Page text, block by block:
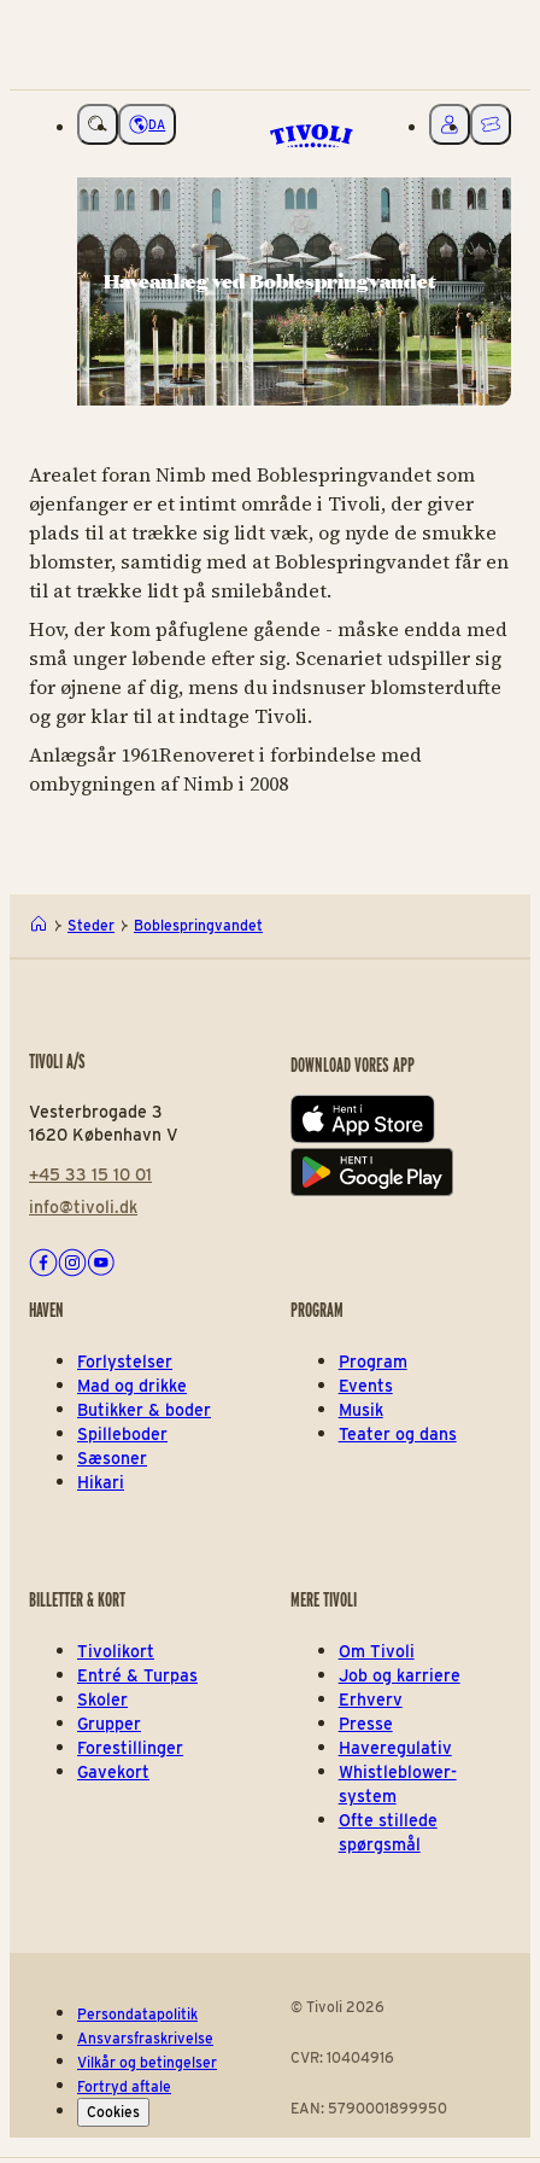
Vælg sprog
DA Mit Tivoli
Haveanlæg ved Boblespringvandet
Arealet foran Nimb med Boblespringvandet som
øjenfanger er et intimt område i Tivoli, der giver
plads til at trække sig lidt væk, og nyde de smukke
blomster, samtidig med at Boblespringvandet får en
til at trække lidt på smilebåndet.
Hov, der kom påfuglene gående - måske endda med
små unger løbende efter sig. Scenariet udspiller sig
for øjnene af dig, mens du indsnuser blomsterdufte
og gør klar til at indtage Tivoli.
Anlægsår 1961Renoveret i forbindelse med
ombygningen af Nimb i 2008
Steder Boblespringvandet
TIVOLI A/S
Vesterbrogade 3
1620 København V
+45 33 15 10 01
info@tivoli.dk
Facebook
Instagram
Youtube
DOWNLOAD VORES APP
App store
Play store
HAVEN
Forlystelser
Mad og drikke
Butikker & boder
Spilleboder
Sæsoner
Hikari
PROGRAM
Program
Events
Musik
Teater og dans
BILLETTER & KORT
Tivolikort
Entré & Turpas
Skoler
Grupper
Forestillinger
Gavekort
MERE TIVOLI
Om Tivoli
Job og karriere
Erhverv
Presse
Haveregulativ
Whistleblower-
system
Ofte stillede
spørgsmål
Persondatapolitik
Ansvarsfraskrivelse
Vilkår og betingelser
Fortryd aftale
Cookies
© Tivoli 2026
CVR: 10404916
EAN: 5790001899950